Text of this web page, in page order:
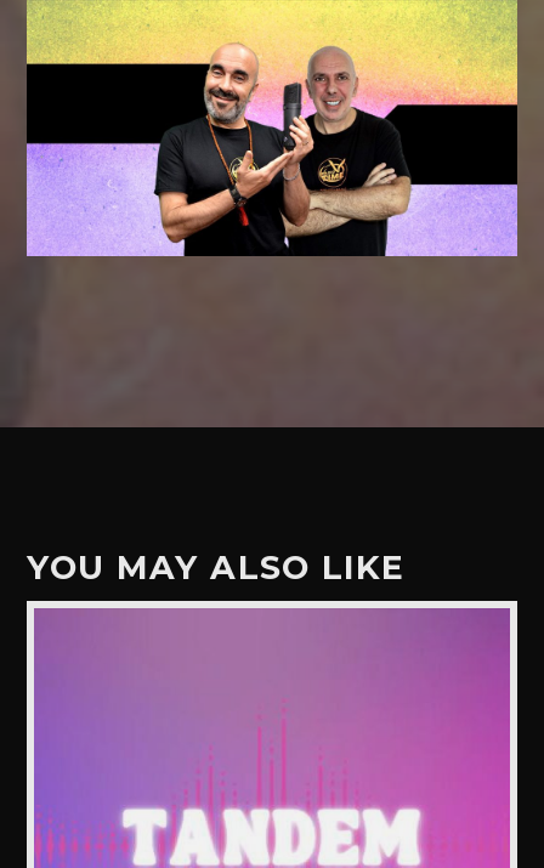
YOU MAY ALSO LIKE